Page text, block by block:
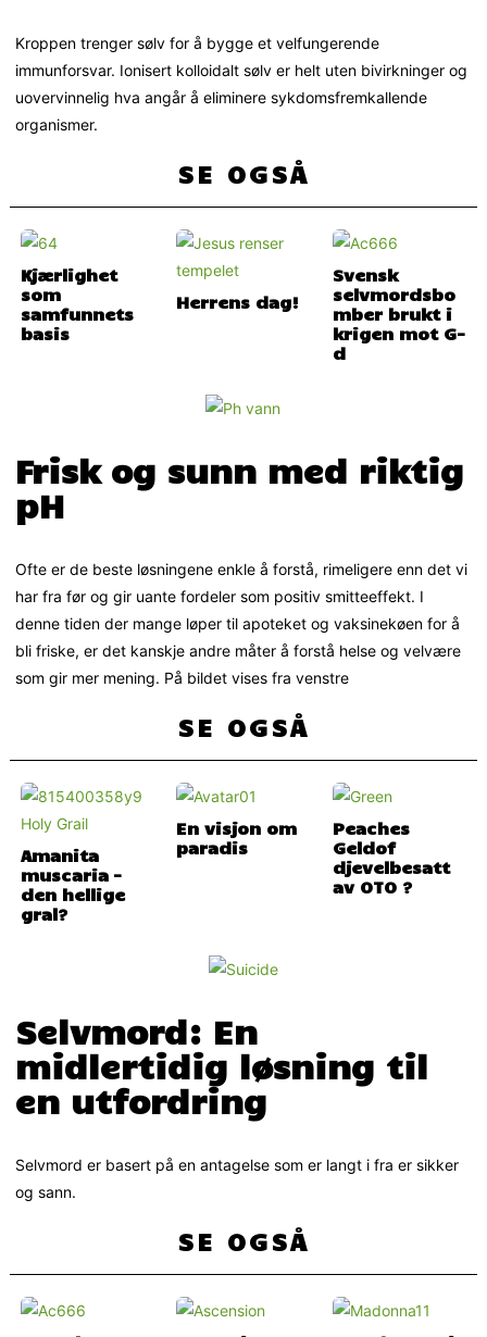
Kroppen trenger sølv for å bygge et velfungerende
immunforsvar. Ionisert kolloidalt sølv er helt uten bivirkninger og
uovervinnelig hva angår å eliminere sykdomsfremkallende
organismer.
SE OGSÅ
Kjærlighet
som
samfunnets
basis
Herrens dag!
Svensk
selvmordsbo
mber brukt i
krigen mot G-
d
Frisk og sunn med riktig
pH
Ofte er de beste løsningene enkle å forstå, rimeligere enn det vi
har fra før og gir uante fordeler som positiv smitteeffekt. I
denne tiden der mange løper til apoteket og vaksinekøen for å
bli friske, er det kanskje andre måter å forstå helse og velvære
som gir mer mening. På bildet vises fra venstre
SE OGSÅ
Amanita
muscaria –
den hellige
gral?
En visjon om
paradis
Peaches
Geldof
djevelbesatt
av OTO ?
Selvmord: En
midlertidig løsning til
en utfordring
Selvmord er basert på en antagelse som er langt i fra er sikker
og sann.
SE OGSÅ